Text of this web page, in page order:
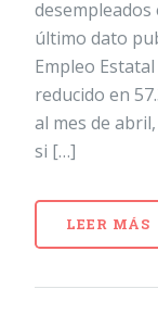
desempleados
último dato
Empleo
reducido en
al mes de
si […]
LEER MÁS